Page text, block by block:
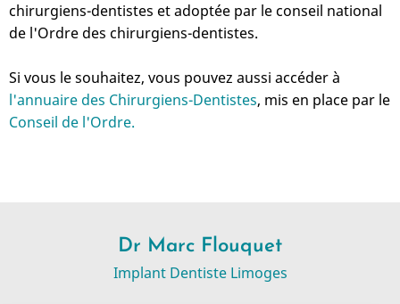
chirurgiens-dentistes et adoptée par le conseil national
de l'Ordre des chirurgiens-dentistes.
Si vous le souhaitez, vous pouvez aussi accéder à
l'annuaire des Chirurgiens-Dentistes, mis en place par le
Conseil de l'Ordre.
Dr Marc Flouquet
Implant Dentiste Limoges